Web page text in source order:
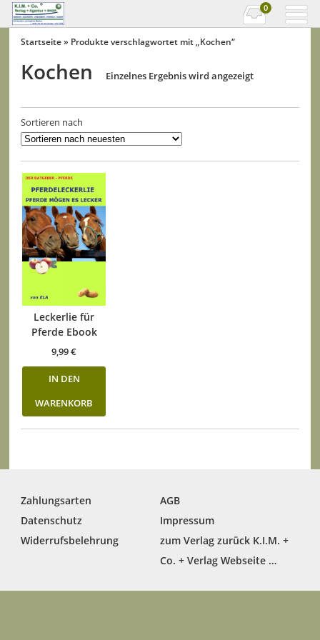
0
Startseite» Produkte verschlagwortet mit „Kochen“
Kochen Einzelnes Ergebnis wird angezeigt
Sortieren nach
Leckerlie für
Pferde Ebook
9,99€
IN DEN
WARENKORB
Zahlungsarten
Datenschutz
Widerrufsbelehrung
AGB
Impressum
zum Verlag zurück K.I.M. +
Co. + Verlag Webseite …